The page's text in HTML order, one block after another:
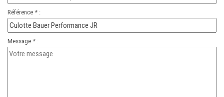
Référence * :
Message * :